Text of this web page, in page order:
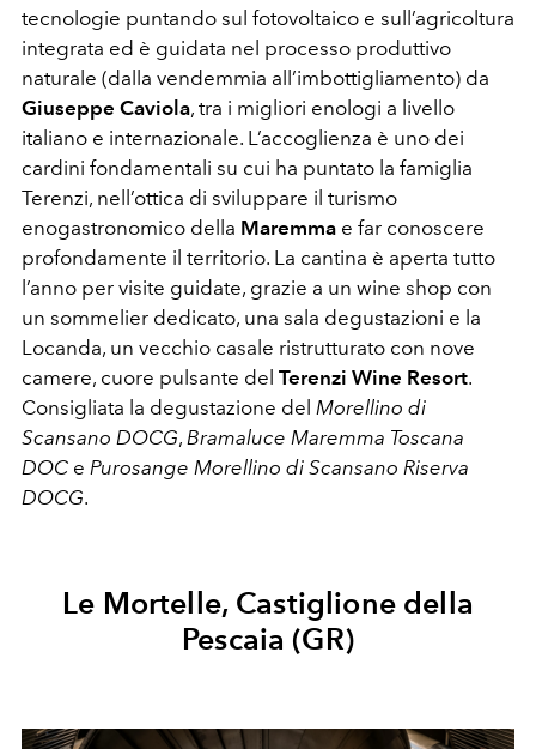
tecnologie puntando sul fotovoltaico e sull’agricoltura
integrata ed è guidata nel processo produttivo
naturale (dalla vendemmia all’imbottigliamento) da
Giuseppe Caviola, tra i migliori enologi a livello
italiano e internazionale. L’accoglienza è uno dei
cardini fondamentali su cui ha puntato la famiglia
Terenzi, nell’ottica di sviluppare il turismo
enogastronomico della Maremma e far conoscere
profondamente il territorio. La cantina è aperta tutto
l’anno per visite guidate, grazie a un wine shop con
un sommelier dedicato, una sala degustazioni e la
Locanda, un vecchio casale ristrutturato con nove
camere, cuore pulsante del Terenzi Wine Resort.
Consigliata la degustazione del Morellino di
Scansano DOCG, Bramaluce Maremma Toscana
DOC e Purosange Morellino di Scansano Riserva
DOCG.
Le Mortelle, Castiglione della
Pescaia (GR)